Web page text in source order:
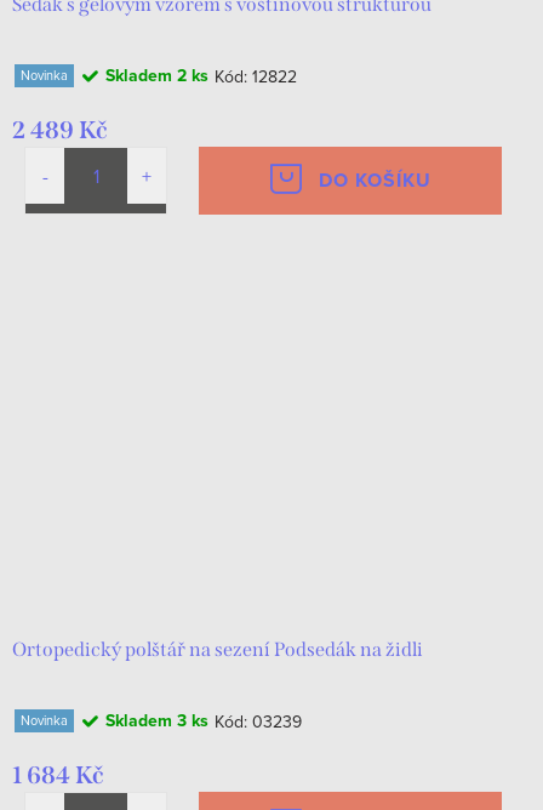
Novinka Skladem 2 ks Kód: 12822
2 489 Kč
DO KOŠÍKU
Ortopedický polštář na sezení Podsedák na židli
Novinka Skladem 3 ks Kód: 03239
1 684 Kč